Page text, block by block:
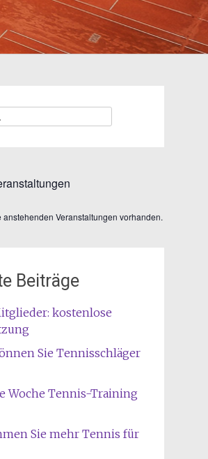
anstehenden Veranstaltungen vorhanden.
Beiträge
kostenlose
Sie Tennisschläger
Woche Tennis-Training
Sie mehr Tennis für